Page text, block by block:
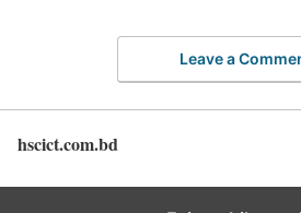
Leave a
hscict.com.bd